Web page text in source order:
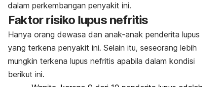
dalam perkembangan penyakit ini.
Faktor risiko lupus nefritis
Hanya orang dewasa dan anak-anak penderita lupus
yang terkena penyakit ini. Selain itu, seseorang lebih
mungkin terkena lupus nefritis apabila dalam kondisi
berikut ini.